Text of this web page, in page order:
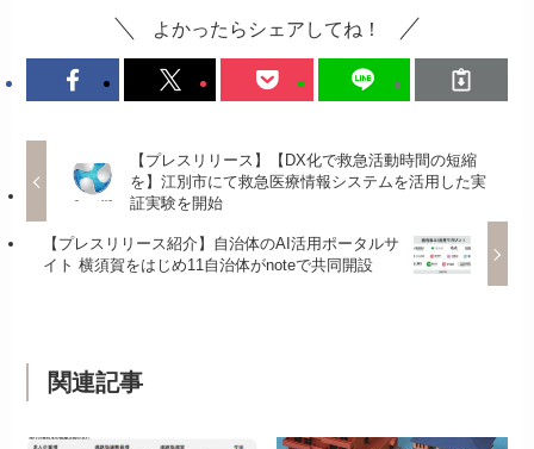
よかったらシェアしてね！
【プレスリリース】【DX化で救急活動時間の短縮
を】江別市にて救急医療情報システムを活用した実
証実験を開始
【プレスリリース紹介】自治体のAI活用ポータルサ
イト 横須賀をはじめ11自治体がnoteで共同開設
関連記事